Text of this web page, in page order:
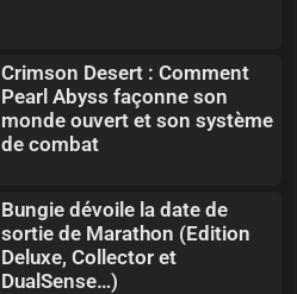
Crimson Desert : Comment
Pearl Abyss façonne son
monde ouvert et son système
de combat
Bungie dévoile la date de
sortie de Marathon (Edition
Deluxe, Collector et
DualSense…)